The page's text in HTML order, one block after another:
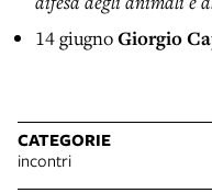
14 giugnoGiorgio
CATEGORIE
incontri